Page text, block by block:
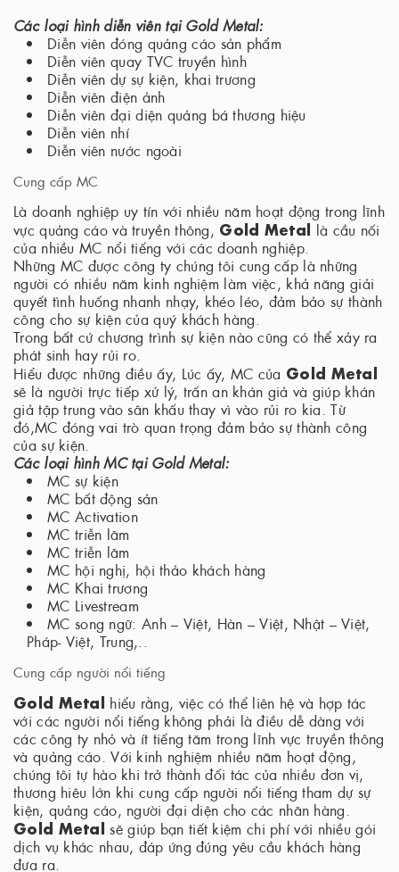
Các loại hình diễn viên tại Gold Metal:
Diễn viên đóng quảng cáo sản phẩm
Diễn viên quay TVC truyền hình
Diễn viên dự sự kiện, khai trương
Diễn viên điện ảnh
Diễn viên đại diện quảng bá thương hiệu
Diễn viên nhí
Diễn viên nước ngoài
Cung cấp MC
Là doanh nghiệp uy tín với nhiều năm hoạt động trong lĩnh
vực quảng cáo và truyền thông, Gold Metal là cầu nối
của nhiều MC nổi tiếng với các doanh nghiệp.
Những MC được công ty chúng tôi cung cấp là những
người có nhiều năm kinh nghiệm làm việc, khả năng giải
quyết tình huống nhanh nhạy, khéo léo, đảm bảo sự thành
công cho sự kiện của quý khách hàng.
Trong bất cứ chương trình sự kiện nào cũng có thể xảy ra
phát sinh hay rủi ro.
Hiểu được những điều ấy, Lúc ấy, MC của Gold Metal
sẽ là người trực tiếp xử lý, trấn an khán giả và giúp khán
giả tập trung vào sân khấu thay vì vào rủi ro kia. Từ
đó,MC đóng vai trò quan trọng đảm bảo sự thành công
của sự kiện.
Các loại hình MC tại Gold Metal:
MC sự kiện
MC bất động sản
MC Activation
MC triễn lãm
MC triễn lãm
MC hội nghị, hội thảo khách hàng
MC Khai trương
MC Livestream
MC song ngữ: Anh – Việt, Hàn – Việt, Nhật – Việt,
Pháp- Việt, Trung,..
Cung cấp người nổi tiếng
Gold Metal hiểu rằng, việc có thể liên hệ và hợp tác
với các người nổi tiếng không phải là điều dễ dàng với
các công ty nhỏ và ít tiếng tăm trong lĩnh vực truyền thông
và quảng cáo. Với kinh nghiệm nhiều năm hoạt động,
chúng tôi tự hào khi trở thành đối tác của nhiều đơn vị,
thương hiêu lớn khi cung cấp người nổi tiếng tham dự sự
kiện, quảng cáo, người đại diện cho các nhãn hàng.
Gold Metal sẽ giúp bạn tiết kiệm chi phí với nhiều gói
dịch vụ khác nhau, đáp ứng đúng yêu cầu khách hàng
đưa ra.